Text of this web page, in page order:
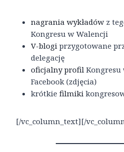
nagrania wykładów z
Kongresu w Walencji
V-blogi przygotowane
delegację
oficjalny profil Kongresu
Facebook (zdjęcia)
krótkie filmiki
[/vc_column_text][/